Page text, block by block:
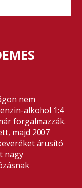
nem
alkohol 1:4
forgalmazzák.
majd 2007
árusító
nagy